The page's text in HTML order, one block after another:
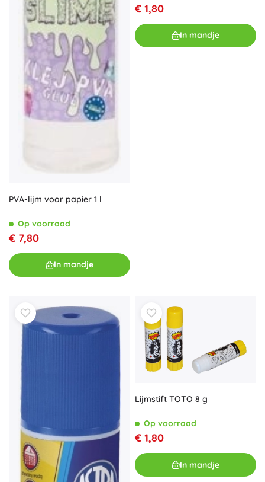
PVA-lijm voor papier 1 l
Op voorraad
€ 7,80
In mandje
€ 1,80
In mandje
Lijmstift TOTO 8 g
Op voorraad
€ 1,80
In mandje